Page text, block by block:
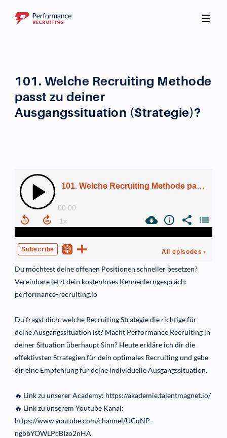
101. Welche Recruiting Methode
passt zu deiner
Ausgangssituation (Strategie)?
Du möchtest deine offenen Positionen schneller besetzen?
Vereinbare jetzt dein kostenloses Kennenlerngespräch:
performance-recruiting.io
Du fragst dich, welche Recruiting Strategie die richtige für
deine Ausgangssituation ist? Macht Performance Recruiting in
deiner Situation überhaupt Sinn? Heute erkläre ich dir die
effektivsten Strategien für dein optimales Recruiting und gebe
dir eine Empfehlung für deine individuelle Ausgangssituation.
🔥 Link zu unserer Academy: https://akademie.talentmagnet.io/
🔥 Link zu unserem Youtube Kanal:
https://www.youtube.com/channel/UCqNP-
ngbbYOWLPcBIzo2nHA